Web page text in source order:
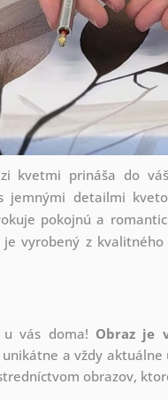
kvetmi prináša do
jemnými detailmi
pokojnú a
vyrobený z
vás doma! Obraz je
a vždy
obrazov,